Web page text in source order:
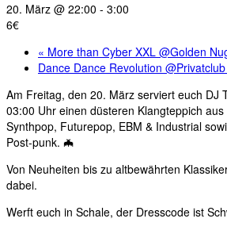
20. März @ 22:00 - 3:00
6€
« More than Cyber XXL @Golden
Dance Dance Revolution
Am Freitag, den 20. März serviert euch DJ
03:00 Uhr einen düsteren Klangteppich
Synthpop, Futurepop, EBM & Industrial
Post-punk. 🦇
Von Neuheiten bis zu altbewährten
dabei.
Werft euch in Schale, der Dresscode ist